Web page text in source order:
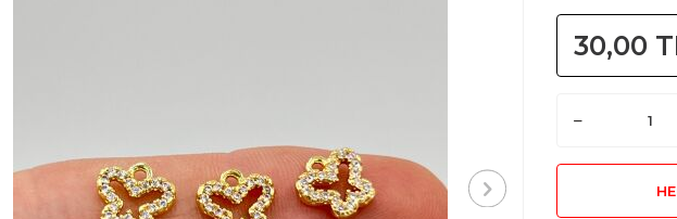
30,00